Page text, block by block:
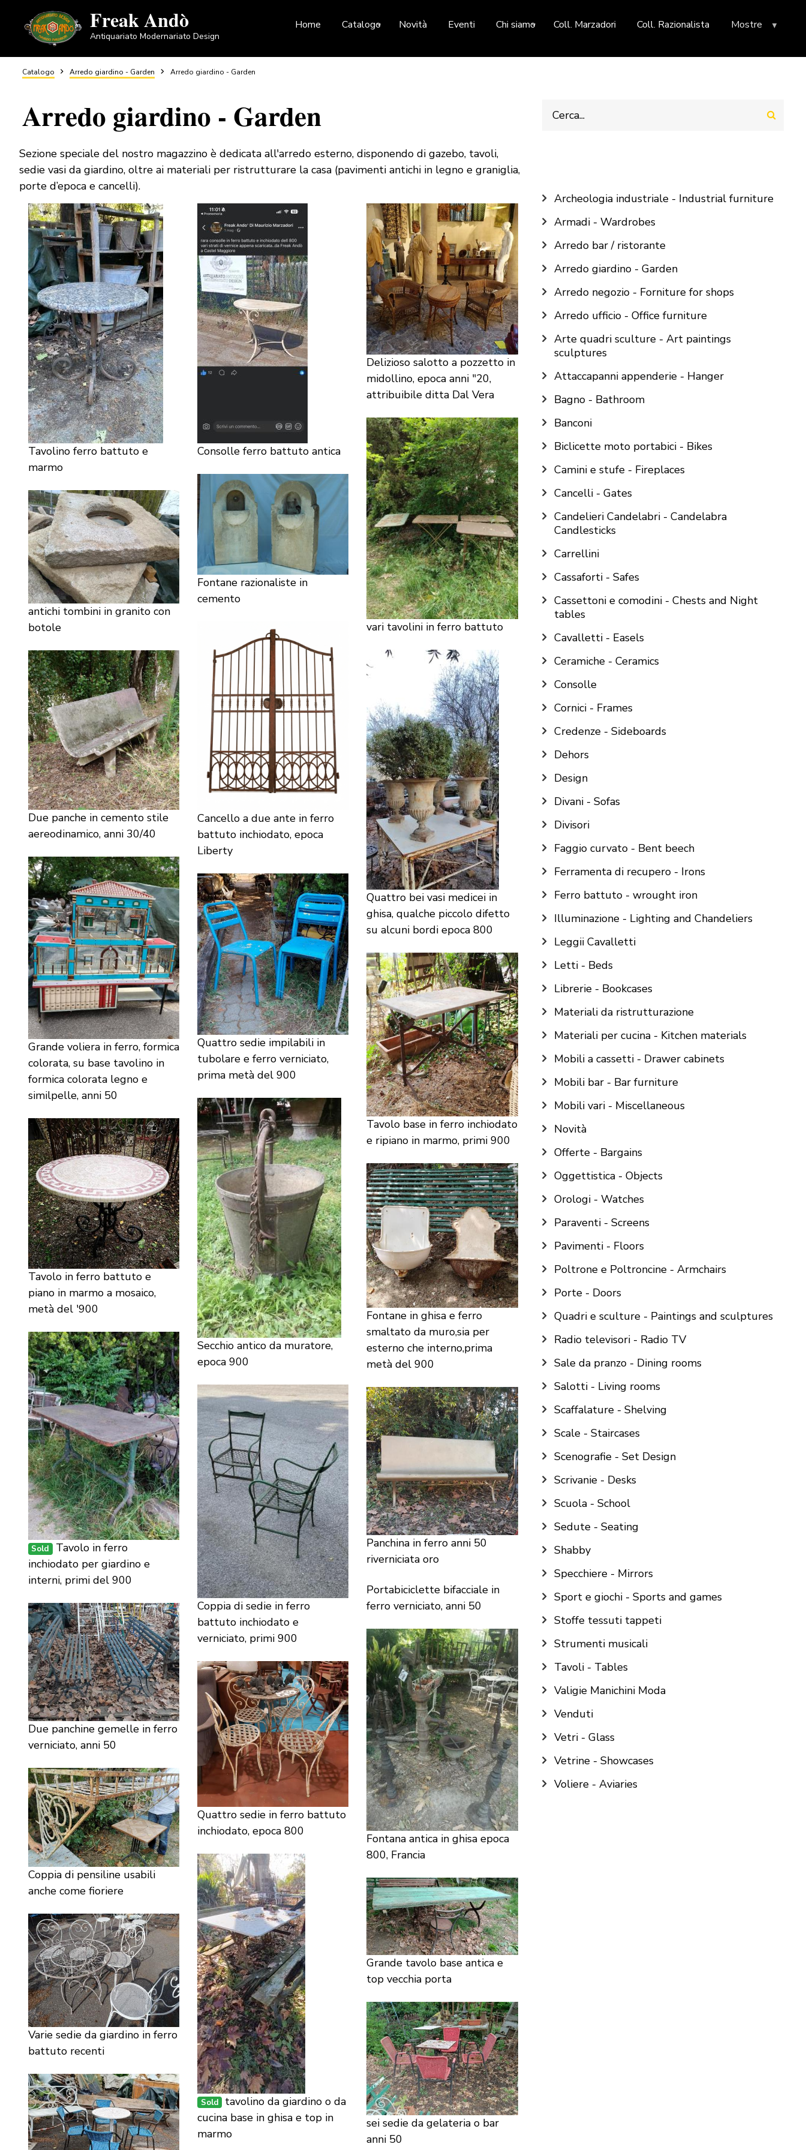
contenuto
principale
Freak Andò
Antiquariato Modernariato Design
Home Catalogo Novità Eventi Chi siamo Coll. Marzadori Coll. Razionalista Mostre
Briciole
di
pane
Catalogo Arredo giardino - Garden Arredo giardino - Garden
Arredo giardino - Garden
Sezione speciale del nostro magazzino è dedicata all'arredo esterno, disponendo di gazebo, tavoli,
sedie vasi da giardino, oltre ai materiali per ristrutturare la casa (pavimenti antichi in legno e graniglia,
porte d’epoca e cancelli).
Tavolino ferro battuto e
marmo
Consolle ferro battuto antica
Delizioso salotto a pozzetto in
midollino, epoca anni "20,
attribuibile ditta Dal Vera
vari tavolini in ferro battuto
Fontane razionaliste in
cemento
antichi tombini in granito con
botole
Cancello a due ante in ferro
battuto inchiodato, epoca
Liberty
Quattro bei vasi medicei in
ghisa, qualche piccolo difetto
su alcuni bordi epoca 800
Due panche in cemento stile
aereodinamico, anni 30/40
Grande voliera in ferro, formica
colorata, su base tavolino in
formica colorata legno e
similpelle, anni 50
Quattro sedie impilabili in
tubolare e ferro verniciato,
prima metà del 900
Tavolo base in ferro inchiodato
e ripiano in marmo, primi 900
Secchio antico da muratore,
epoca 900
Tavolo in ferro battuto e
piano in marmo a mosaico,
metà del '900
Fontane in ghisa e ferro
smaltato da muro,sia per
esterno che interno,prima
metà del 900
Sold
Tavolo in ferro
inchiodato per giardino e
interni, primi del 900
Coppia di sedie in ferro
battuto inchiodato e
verniciato, primi 900
Panchina in ferro anni 50
riverniciata oro
Portabiciclette bifacciale in
ferro verniciato, anni 50
Due panchine gemelle in ferro
verniciato, anni 50
Fontana antica in ghisa epoca
800, Francia
Quattro sedie in ferro battuto
inchiodato, epoca 800
Coppia di pensiline usabili
anche come fioriere
Sold
tavolino da giardino o da
cucina base in ghisa e top in
marmo
Grande tavolo base antica e
top vecchia porta
Varie sedie da giardino in ferro
battuto recenti
sei sedie da gelateria o bar
anni 50
Main
navigation
Archeologia industriale - Industrial furniture
Armadi - Wardrobes
Arredo bar / ristorante
Arredo giardino - Garden
Arredo negozio - Forniture for shops
Arredo ufficio - Office furniture
Arte quadri sculture - Art paintings
sculptures
Attaccapanni appenderie - Hanger
Bagno - Bathroom
Banconi
Biclicette moto portabici - Bikes
Camini e stufe - Fireplaces
Cancelli - Gates
Candelieri Candelabri - Candelabra
Candlesticks
Carrellini
Cassaforti - Safes
Cassettoni e comodini - Chests and Night
tables
Cavalletti - Easels
Ceramiche - Ceramics
Consolle
Cornici - Frames
Credenze - Sideboards
Dehors
Design
Divani - Sofas
Divisori
Faggio curvato - Bent beech
Ferramenta di recupero - Irons
Ferro battuto - wrought iron
Illuminazione - Lighting and Chandeliers
Leggii Cavalletti
Letti - Beds
Librerie - Bookcases
Materiali da ristrutturazione
Materiali per cucina - Kitchen materials
Mobili a cassetti - Drawer cabinets
Mobili bar - Bar furniture
Mobili vari - Miscellaneous
Novità
Offerte - Bargains
Oggettistica - Objects
Orologi - Watches
Paraventi - Screens
Pavimenti - Floors
Poltrone e Poltroncine - Armchairs
Porte - Doors
Quadri e sculture - Paintings and sculptures
Radio televisori - Radio TV
Sale da pranzo - Dining rooms
Salotti - Living rooms
Scaffalature - Shelving
Scale - Staircases
Scenografie - Set Design
Scrivanie - Desks
Scuola - School
Sedute - Seating
Shabby
Specchiere - Mirrors
Sport e giochi - Sports and games
Stoffe tessuti tappeti
Strumenti musicali
Tavoli - Tables
Valigie Manichini Moda
Venduti
Vetri - Glass
Vetrine - Showcases
Voliere - Aviaries